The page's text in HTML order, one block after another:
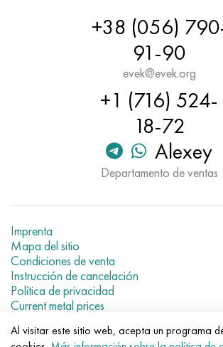
+38 (056)
91-90
evek@evek.org
+1 (716) 524-
18-72
Alexey
Departamento de ventas
Imprenta
Mapa del sitio
Condiciones de venta
Instrucción de cancelación
Política de privacidad
Current metal prices
© 2007–2026 «Evek GmbH»
Al visitar este sitio web, acepta un programa